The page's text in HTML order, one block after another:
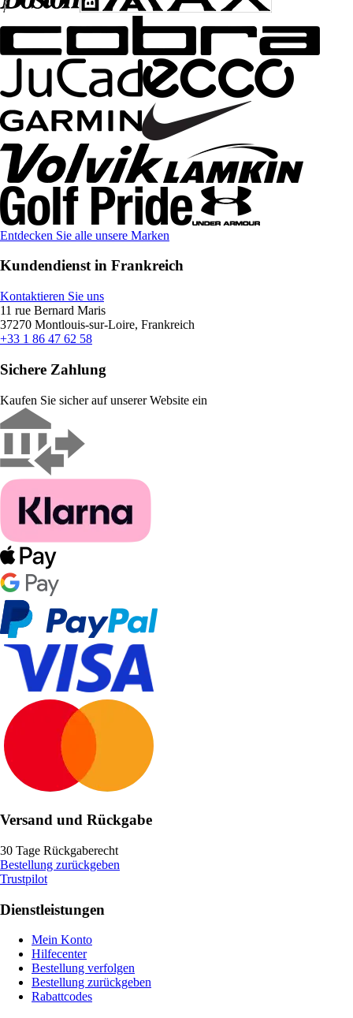
Entdecken Sie alle unsere Marken
Kundendienst in Frankreich
Kontaktieren Sie uns
11 rue Bernard Maris
37270 Montlouis-sur-Loire, Frankreich
+33 1 86 47 62 58
Sichere Zahlung
Kaufen Sie sicher auf unserer Website ein
Versand und Rückgabe
30 Tage Rückgaberecht
Bestellung zurückgeben
Trustpilot
Dienstleistungen
Mein Konto
Hilfecenter
Bestellung verfolgen
Bestellung zurückgeben
Rabattcodes